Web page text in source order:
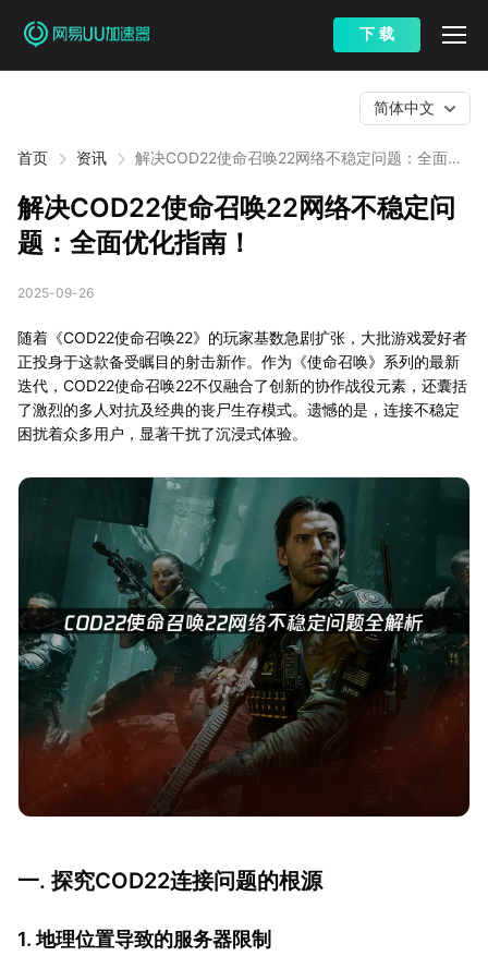
下 载
首页 资讯
解决COD22使命召唤22网络不稳定问题：全面优
简体中文
解决COD22使命召唤22网络不稳定问
题：全面优化指南！
2025-09-26
随着《COD22使命召唤22》的玩家基数急剧扩张，大批游戏爱好者
正投身于这款备受瞩目的射击新作。作为《使命召唤》系列的最新
迭代，COD22使命召唤22不仅融合了创新的协作战役元素，还囊括
了激烈的多人对抗及经典的丧尸生存模式。遗憾的是，连接不稳定
困扰着众多用户，显著干扰了沉浸式体验。
一. 探究COD22连接问题的根源
1. 地理位置导致的服务器限制